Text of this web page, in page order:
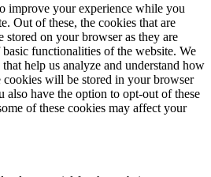
improve your experience while you
Out of these, the cookies that are
stored on your browser as they are
functionalities of the website. We
help us analyze and understand how
cookies will be stored in your browser
have the option to opt-out of these
of these cookies may affect your